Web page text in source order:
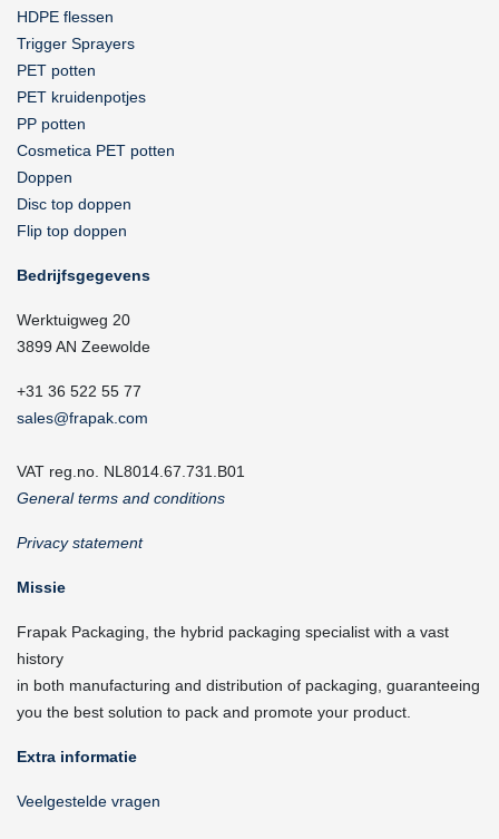
HDPE flessen
Trigger Sprayers
PET potten
PET kruidenpotjes
PP potten
Cosmetica PET potten
Doppen
Disc top doppen
Flip top doppen
Bedrijfsgegevens
Werktuigweg 20
3899 AN Zeewolde
+31 36 522 55 77
sales@frapak.com
VAT reg.no. NL8014.67.731.B01
General terms and conditions
Privacy statement
Missie
Frapak Packaging, the hybrid packaging specialist with a vast
history
in both manufacturing and distribution of packaging, guaranteeing
you the best solution to pack and promote your product.
Extra informatie
Veelgestelde vragen